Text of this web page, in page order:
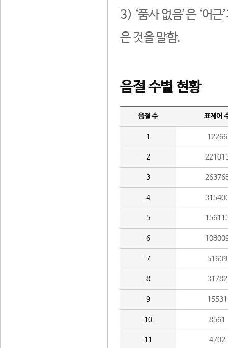
3) ‘품사 없음’은 ‘어
은 것을 말함.
음절 수별 현황
음절 수 표제어
1 12266
2
3
4
5
6
7 51609
8 31782
9 15531
10 8561
11 4702